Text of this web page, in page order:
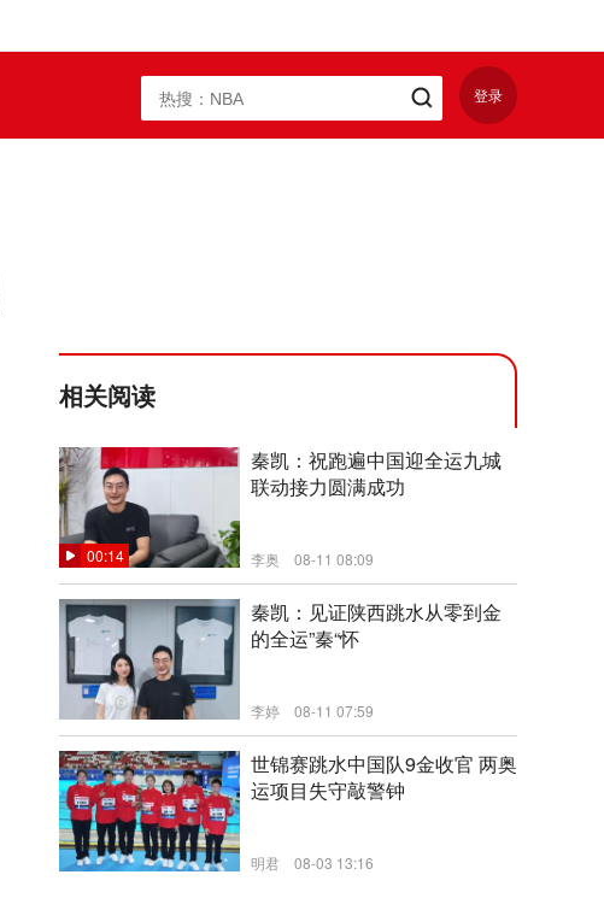
登录
相关阅读
00:14
秦凯：祝跑遍中国迎全运九城
联动接力圆满成功
李奥 08-11 08:09
新闻
秦凯：见证陕西跳水从零到金
的全运”秦“怀
李婷 08-11 07:59
世锦赛跳水中国队9金收官 两奥
运项目失守敲警钟
明君 08-03 13:16